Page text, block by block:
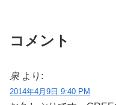
コメント
泉 より:
2014年4月9日 9:40 PM